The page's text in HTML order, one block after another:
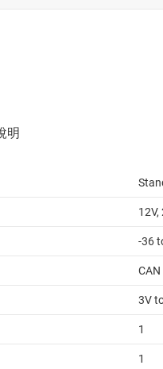
12V,
-36
CAN
3V
1
1